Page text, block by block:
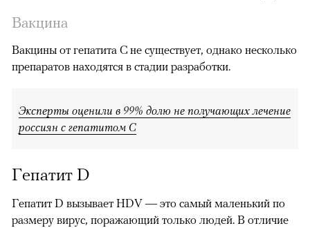
Вакцина
Вакцины от гепатита C не существует, однако несколько
препаратов находятся в стадии разработки.
Эксперты оценили в 99% долю не получающих лечение
россиян с гепатитом С
Гепатит D
Гепатит D вызывает HDV — это самый маленький по
размеру вирус, поражающий только людей. В отличие